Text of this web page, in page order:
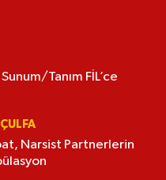
Tanım FİL’ce
Narsist Partnerlerin